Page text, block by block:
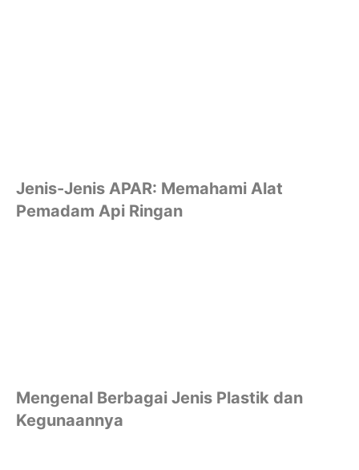
Jenis-Jenis APAR: Memahami Alat
Pemadam Api Ringan
Mengenal Berbagai Jenis Plastik dan
Kegunaannya